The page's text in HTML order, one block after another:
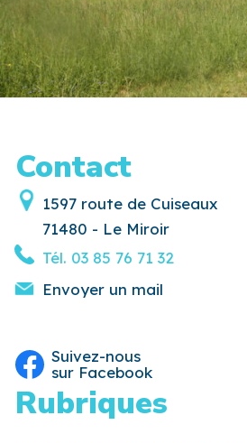
Contact
1597 route de Cuiseaux
71480 - Le Miroir
Tél. 03 85 76 71 32
Envoyer un mail
Suivez-nous
sur Facebook
Rubriques